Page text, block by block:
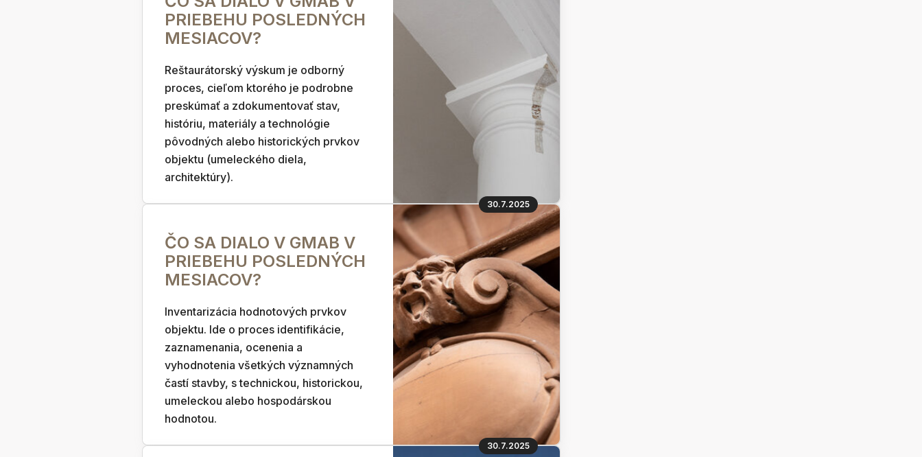
PRIEBEHU POSLEDNÝCH
MESIACOV?
Reštaurátorský výskum je odborný
proces, cieľom ktorého je podrobne
preskúmať a zdokumentovať stav,
históriu, materiály a technológie
pôvodných alebo historických prvkov
objektu (umeleckého diela,
architektúry).
30.7.2025
ČO SA DIALO V GMAB V
PRIEBEHU POSLEDNÝCH
MESIACOV?
Inventarizácia hodnotových prvkov
objektu. Ide o proces identifikácie,
zaznamenania, ocenenia a
vyhodnotenia všetkých významných
častí stavby, s technickou, historickou,
umeleckou alebo hospodárskou
hodnotou.
30.7.2025